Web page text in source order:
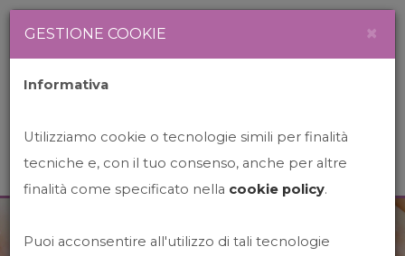
GESTIONE COOKIE ×
Informativa
Utilizziamo cookie o tecnologie simili per finalità
tecniche e, con il tuo consenso, anche per altre
finalità come specificato nella cookie policy.
Puoi acconsentire all'utilizzo di tali tecnologie